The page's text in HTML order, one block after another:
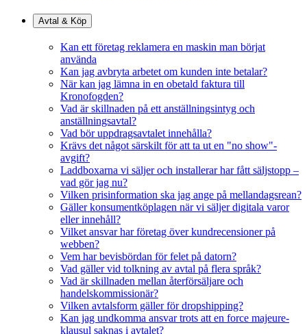
Avtal & Köp
Kan ett företag reklamera en maskin man börjat
använda
Kan jag avbryta arbetet om kunden inte betalar?
När kan jag lämna in en obetald faktura till
Kronofogden?
Vad är skillnaden på ett anställningsintyg och
anställningsavtal?
Vad bör uppdragsavtalet innehålla?
Krävs det något särskilt för att ta ut en "no show"-
avgift?
Laddboxarna vi säljer och installerar har fått säljstopp –
vad gör jag nu?
Vilken prisinformation ska jag ange på mellandagsrean?
Gäller konsumentköplagen när vi säljer digitala varor
eller innehåll?
Vilket ansvar har företag över kundrecensioner på
webben?
Vem har bevisbördan för felet på datorn?
Vad gäller vid tolkning av avtal på flera språk?
Vad är skillnaden mellan återförsäljare och
handelskommissionär?
Vilken avtalsform gäller för dropshipping?
Kan jag undkomma ansvar trots att en force majeure-
klausul saknas i avtalet?